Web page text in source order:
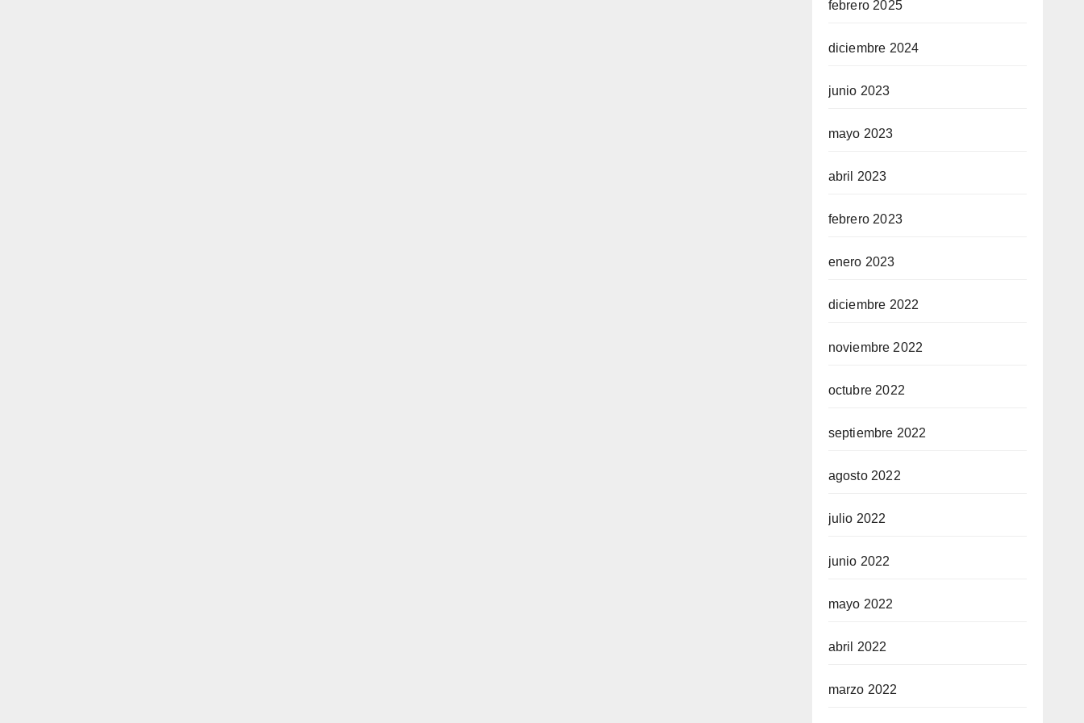
febrero 2025
diciembre 2024
junio 2023
mayo 2023
abril 2023
febrero 2023
enero 2023
diciembre 2022
noviembre 2022
octubre 2022
septiembre 2022
agosto 2022
julio 2022
junio 2022
mayo 2022
abril 2022
marzo 2022